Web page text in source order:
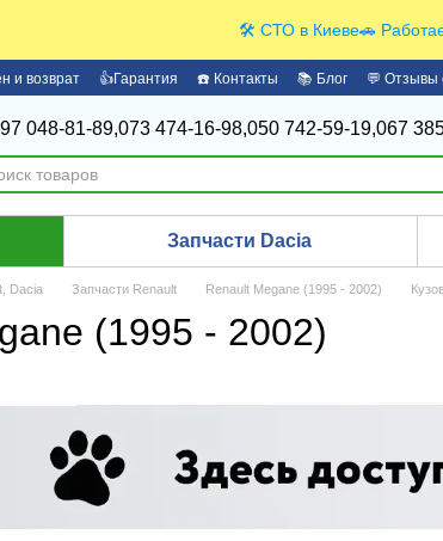
🛠️ СТО в Киеве🚗
и возврат 👍Гарантия ☎️ Контакты 📚 Блог 💬 Отзывы
048-81-89,073 474-16-98,050 742-59-19,067
Запчасти Dacia
Dacia Запчасти Renault Renault Megane (1995 - 2002) Кузов
(1995 - 2002)